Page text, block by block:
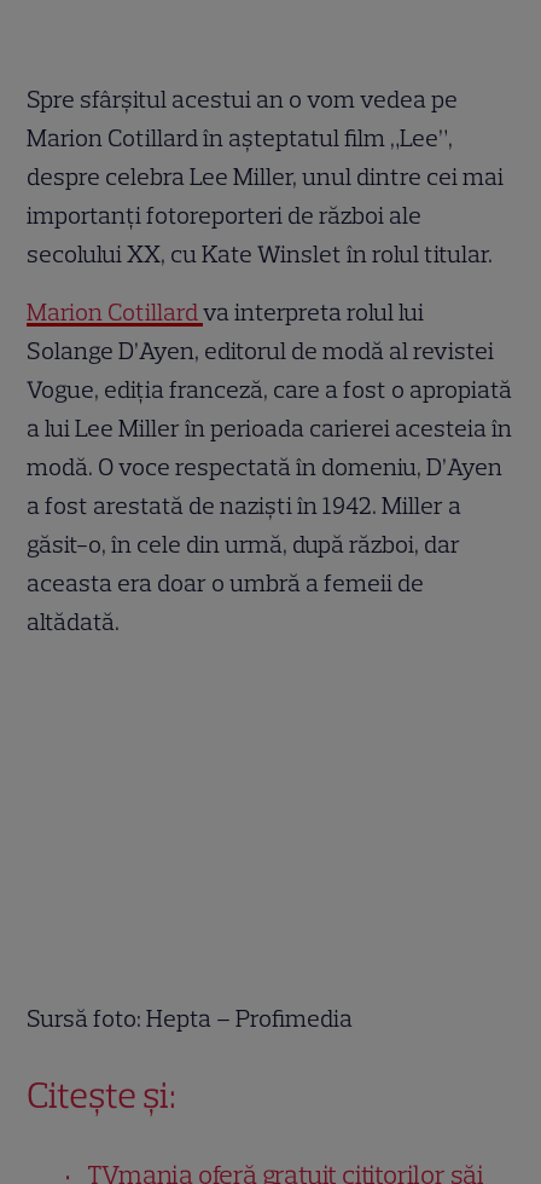
Spre sfârșitul acestui an o vom vedea pe
Marion Cotillard în așteptatul film „Lee”,
despre celebra Lee Miller, unul dintre cei mai
importanți fotoreporteri de război ale
secolului XX, cu Kate Winslet în rolul titular.
Marion Cotillardva interpreta rolul lui
Solange D’Ayen, editorul de modă al revistei
Vogue, ediția franceză, care a fost o apropiată
a lui Lee Miller în perioada carierei acesteia în
modă. O voce respectată în domeniu, D’Ayen
a fost arestată de naziști în 1942. Miller a
găsit-o, în cele din urmă, după război, dar
aceasta era doar o umbră a femeii de
altădată.
Sursă foto: Hepta – Profimedia
Citește și:
TVmania oferă gratuit cititorilor săi